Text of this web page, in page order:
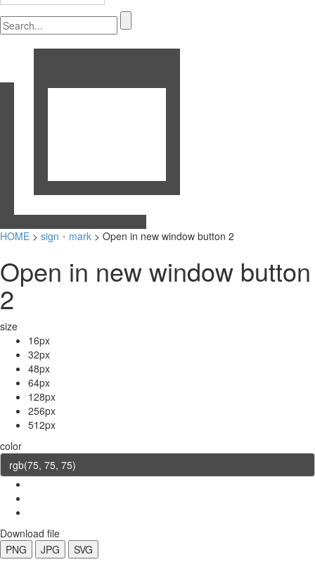
HOME > sign・mark > Open in new window button 2
Open in new window button
2
size
16px
32px
48px
64px
128px
256px
512px
color
Download file
PNG
JPG
SVG